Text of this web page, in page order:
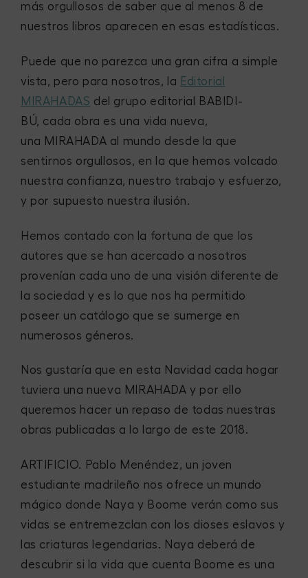
más orgullosos de saber que al menos 8 de
nuestros libros aparecen en esas estadísticas.
Puede que no parezca una gran cifra a simple
vista, pero para nosotros, la Editorial
MIRAHADAS del grupo editorial BABIDI-
BÚ, cada obra es una vida nueva,
una MIRAHADA al mundo desde la que
sentirnos orgullosos, en la que hemos volcado
nuestra confianza, nuestro trabajo y esfuerzo,
y por supuesto nuestra ilusión.
Hemos contado con la fortuna de que los
autores que se han acercado a nosotros
provenían cada uno de una visión diferente de
la sociedad y es lo que nos ha permitido
poseer un catálogo que se sumerge en
numerosos géneros.
Nos gustaría que en esta Navidad cada hogar
tuviera una nueva MIRAHADA y por ello
queremos hacer un repaso de todas nuestras
obras publicadas a lo largo de este 2018.
ARTIFICIO. Pablo Menéndez, un joven
estudiante madrileño nos ofrece un mundo
mágico donde Naya y Boome verán como sus
vidas se entremezclan con los dioses eslavos y
las criaturas legendarias. Naya deberá de
descubrir si la vida que cuenta Boome es una